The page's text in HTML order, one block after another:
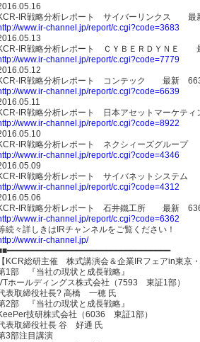
IR戦略分析レポート サイバーリンクス 最
www.ir-channel.jp/report/c.cgi?code=3683
IR戦略分析レポート ＣＹＢＥＲＤＹＮＥ
www.ir-channel.jp/report/c.cgi?code=7779
IR戦略分析レポート コンテック 最新
www.ir-channel.jp/report/c.cgi?code=6639
IR戦略分析レポート 日本アセットマーケ
www.ir-channel.jp/report/c.cgi?code=8922
IR戦略分析レポート ネクシィーズグルー
www.ir-channel.jp/report/c.cgi?code=4346
IR戦略分析レポート サイバネットシステ
www.ir-channel.jp/report/c.cgi?code=4312
IR戦略分析レポート 石井鐵工所 最新
www.ir-channel.jp/report/c.cgi?code=6362
続々詳しきはIRチャンネルをご覧ください！
www.ir-channel.jp/
【KCR総研主催 株式講演会＆企業IRフェアin東京・
1部 『当社の現状と成長戦略』
ホールディングス株式会社（7593 東証1部）
表取締役社長? 高橋 一穂 氏
2部 『当社の現状と成長戦略』
技研株式会社（6036 東証1部）
表取締役社長 谷 好通 氏
3部注目講演